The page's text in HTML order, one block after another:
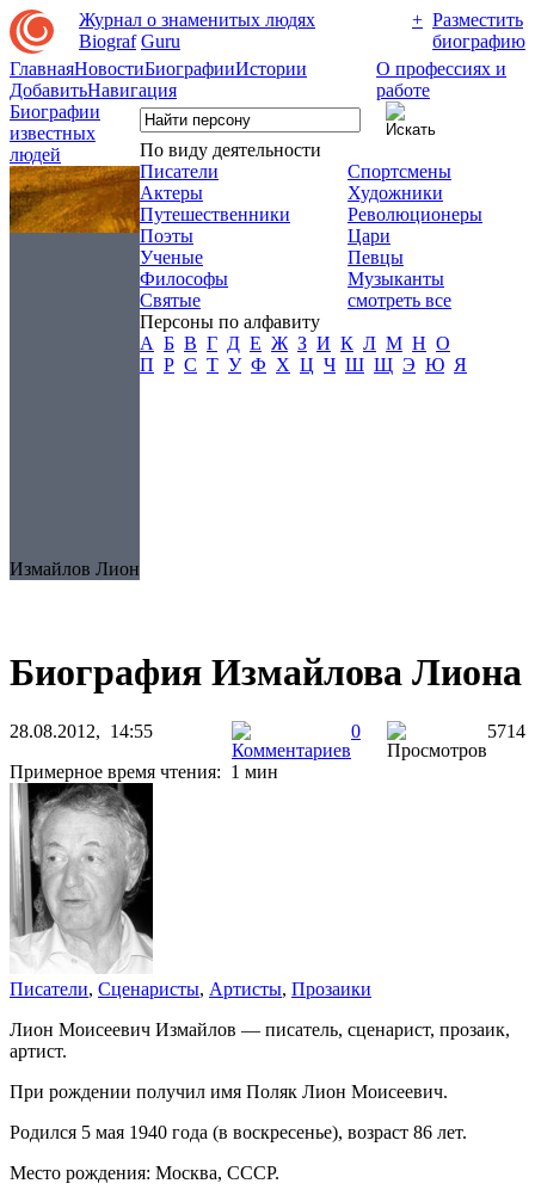
Журнал о знаменитых людях
Biograf Guru
+ Разместить
биографию
ГлавнаяНовостиБиографииИстории
ДобавитьНавигация
О профессиях и
работе
Биографии
известных
людей
Измайлов Лион
По виду деятельности
Писатели
Актеры
Путешественники
Поэты
Ученые
Философы
Святые
Спортсмены
Художники
Революционеры
Цари
Певцы
Музыканты
смотреть все
Персоны по алфавиту
А Б В Г Д Е Ж З И К Л М Н О
П Р С Т У Ф Х Ц Ч Ш Щ Э Ю Я
Биография Измайлова Лиона
28.08.2012, 14:55 0
5714
Примерное время чтения: 1 мин
Писатели, Сценаристы, Артисты, Прозаики
Лион Моисеевич Измайлов — писатель, сценарист, прозаик,
артист.
При рождении получил имя Поляк Лион Моисеевич.
Родился 5 мая 1940 года (в воскресенье), возраст 86 лет.
Место рождения: Москва, СССР.